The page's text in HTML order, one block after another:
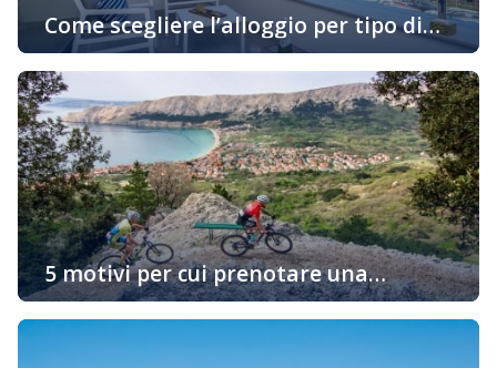
Come scegliere l’alloggio per tipo di
attività in vacanza
Oggigiorno sempre di più gli ospiti cercano alloggio in
base alle loro preferenze personali e allo stile di
godimento della loro vacanza. Se siete uno di quelli che
desiderano prenotare un alloggio in un appartamento
adatto al vostro stile di vita, continuate a leggere… Una
vacanza attiva con il minimo trattenimento
nell’appartamento Innanzitutto dovete pensare […]
5 motivi per cui prenotare una
sistemazione sull’isola “d’Oro” di Krk è
una buona idea
Vi state chiedendo perché dovreste prenotare un alloggio